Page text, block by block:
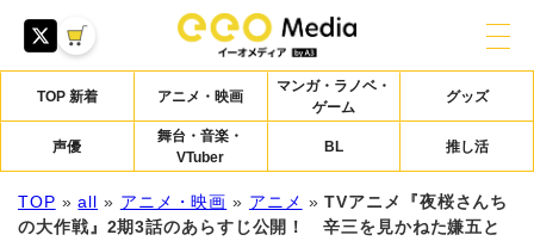
TOP 新着 アニメ・映画
マンガ・ラノベ・
ゲーム
グッズ
声優
舞台・音楽・
VTuber
BL 推し活
TOP »all » アニメ・映画 » アニメ »TVアニメ『夜桜さんち
の大作戦』2期3話のあらすじ公開！ 辛三を見かねた嫌五と